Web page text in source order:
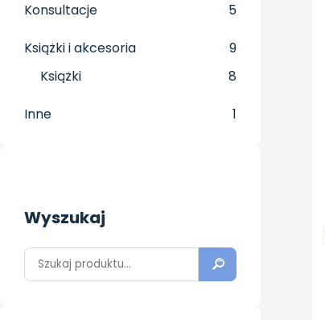
Konsultacje 5
Książki i akcesoria
9
Książki
8
Inne 1
Wyszukaj